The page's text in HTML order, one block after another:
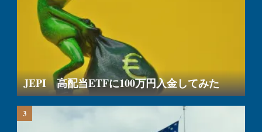
JEPI 高配当ETFに100万円入金してみた